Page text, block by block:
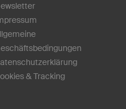
& Tracking